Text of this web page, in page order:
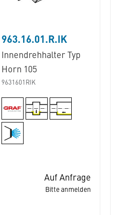
963.16.01.R.IK
Innendrehhalter Typ
Horn 105
9631601RIK
Auf Anfrage
Bitte anmelden